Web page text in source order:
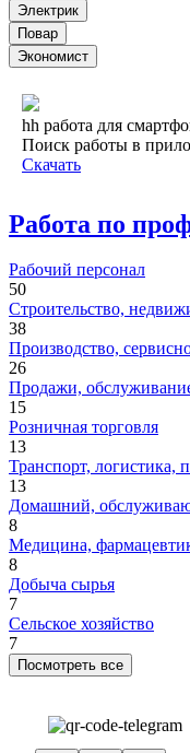
Электрик
Повар
Экономист
hh работа для
Поиск работы в
Скачать
Работа по
Рабочий персонал
50
Строительство,
38
Производство,
26
Продажи,
15
Розничная торговля
13
Транспорт, логистика,
13
Домашний,
8
Медицина,
8
Добыча сырья
7
Сельское хозяйство
7
Посмотреть все